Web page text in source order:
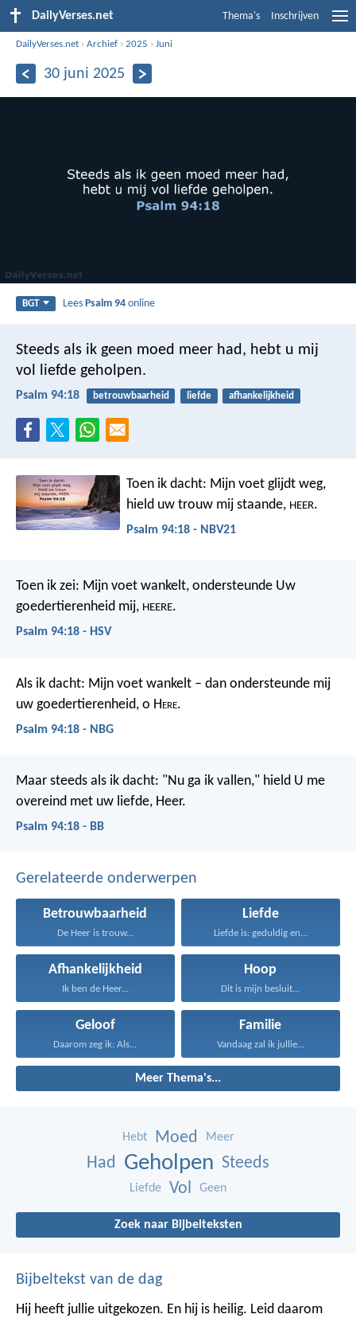
DailyVerses.net Thema's Inschrijven
DailyVerses.net ›Archief ›2025 ›Juni
30 juni 2025
BGT LeesPsalm 94 online
Steeds als ik geen moed meer had, hebt u mij
vol liefde geholpen.
Psalm 94:18 betrouwbaarheid liefde afhankelijkheid
Toen ik dacht: Mijn voet glijdt weg,
hield uw trouw mij staande, HEER.
Psalm 94:18 - NBV21
Toen ik zei: Mijn voet wankelt, ondersteunde Uw
goedertierenheid mij, HEERE.
Psalm 94:18 - HSV
Als ik dacht: Mijn voet wankelt – dan ondersteunde mij
uw goedertierenheid, o Here.
Psalm 94:18 - NBG
Maar steeds als ik dacht: "Nu ga ik vallen," hield U me
overeind met uw liefde, Heer.
Psalm 94:18 - BB
Gerelateerde onderwerpen
Betrouwbaarheid
De Heer is trouw...
Liefde
Liefde is: geduldig en...
Afhankelijkheid
Ik ben de Heer...
Hoop
Dit is mijn besluit...
Geloof
Daarom zeg ik: Als...
Familie
Vandaag zal ik jullie...
Meer Thema's...
Hebt Moed Meer
Had Geholpen Steeds
Liefde Vol Geen
Zoek naar Bijbelteksten
Bijbeltekst van de dag
Hij heeft jullie uitgekozen. En hij is heilig. Leid daarom